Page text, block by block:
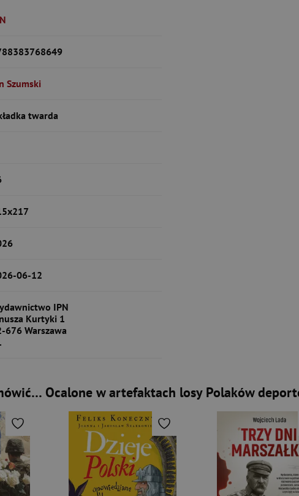
Szumski
twarda
06-12
IPN
Kurtyki 1
676 Warszawa
Ocalone w artefaktach losy Polaków